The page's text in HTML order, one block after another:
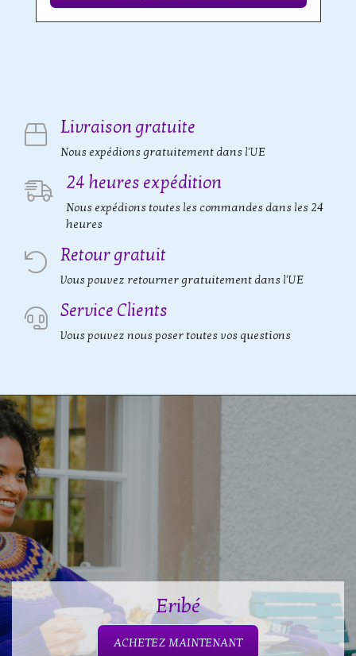
Livraison gratuite
Nous expédions gratuitement dans l'UE
24 heures expédition
Nous expédions toutes les commandes dans les 24
heures
Retour gratuit
Vous pouvez retourner gratuitement dans l'UE
Service Clients
Vous pouvez nous poser toutes vos questions
Eribé
ACHETEZ MAINTENANT